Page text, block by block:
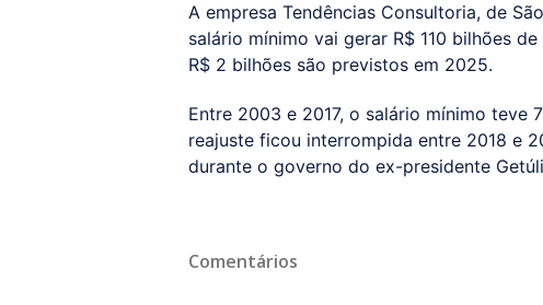
A empresa Tendências Consultoria, de
salário mínimo vai gerar R$ 110 bilhões
R$ 2 bilhões são previstos em 2025.
Entre 2003 e 2017, o salário mínimo teve
reajuste ficou interrompida entre 2018 e
durante o governo do ex-presidente
Comentários